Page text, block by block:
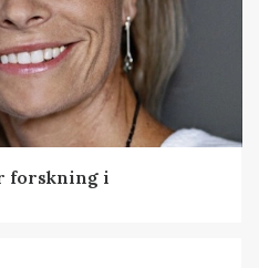
forskning i